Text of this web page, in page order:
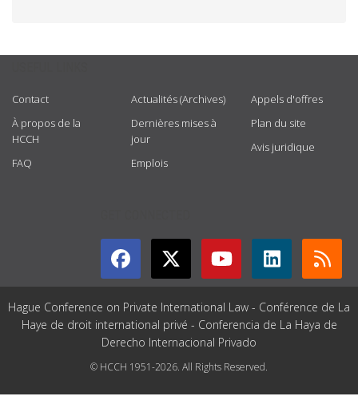
Contact
À propos de la
HCCH
FAQ
Actualités (Archives)
Dernières mises à
jour
Emplois
Appels d'offres
Plan du site
Avis juridique
Hague Conference on Private International Law - Conférence de La
Haye de droit international privé - Conferencia de La Haya de
Derecho Internacional Privado
© HCCH 1951-2026. All Rights Reserved.